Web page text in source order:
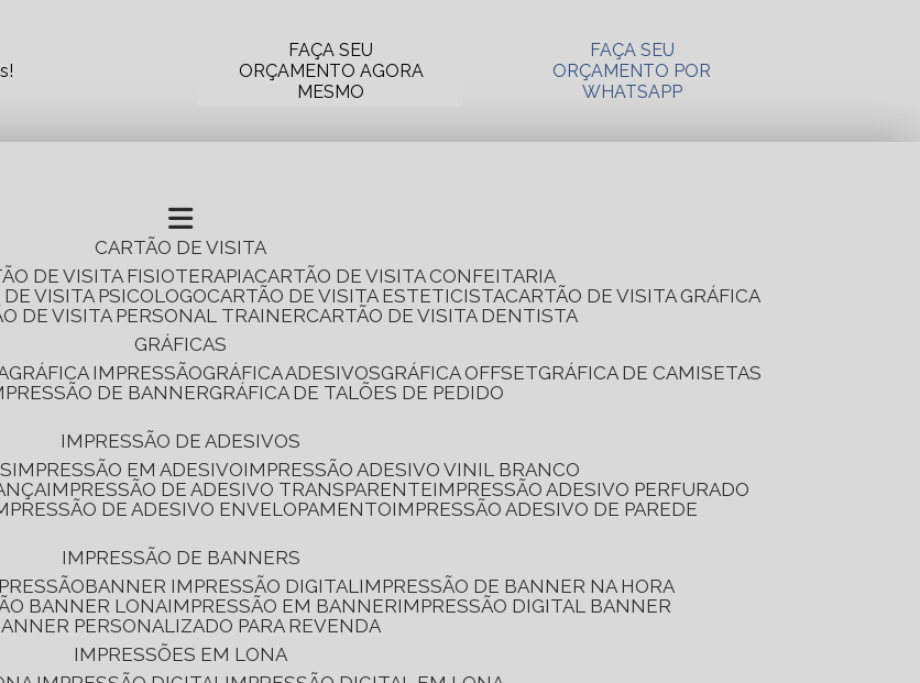
FAÇA SEU
ORÇAMENTO AGORA
MESMO
FAÇA SEU
ORÇAMENTO POR
WHATSAPP
CARTÃO DE VISITA
DE VISITA FISIOTERAPIA CARTÃO DE VISITA CONFEITARIA
DE VISITA PSICOLOGO CARTÃO DE VISITA ESTETICISTA CARTÃO DE VISITA GRÁFICA
DE VISITA PERSONAL TRAINER CARTÃO DE VISITA DENTISTA
GRÁFICAS
GRÁFICA IMPRESSÃO GRÁFICA ADESIVOS GRÁFICA OFFSET
GRÁFICA DE CAMISETAS
DE BANNER
GRÁFICA DE TALÕES DE PEDIDO
IMPRESSÃO DE ADESIVOS
IMPRESSÃO EM ADESIVO IMPRESSÃO ADESIVO VINIL BRANCO
IMPRESSÃO DE ADESIVO TRANSPARENTE IMPRESSÃO ADESIVO PERFURADO
DE ADESIVO ENVELOPAMENTO IMPRESSÃO ADESIVO DE PAREDE
IMPRESSÃO DE BANNERS
BANNER IMPRESSÃO DIGITAL IMPRESSÃO DE BANNER NA HORA
BANNER LONA IMPRESSÃO EM BANNER IMPRESSÃO DIGITAL BANNER
PERSONALIZADO PARA REVENDA
IMPRESSÕES EM LONA